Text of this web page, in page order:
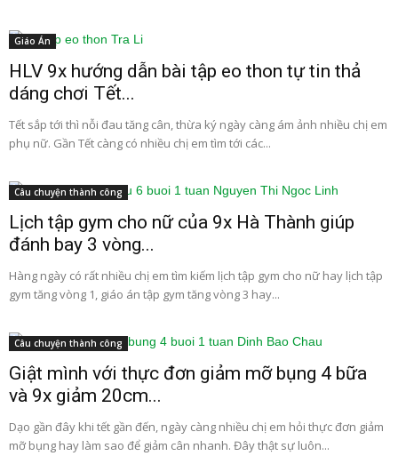
Giáo Án
HLV 9x hướng dẫn bài tập eo thon tự tin thả
dáng chơi Tết...
Tết sắp tới thì nỗi đau tăng cân, thừa ký ngày càng ám ảnh nhiều chị em
phụ nữ. Gần Tết càng có nhiều chị em tìm tới các...
Câu chuyện thành công
Lịch tập gym cho nữ của 9x Hà Thành giúp
đánh bay 3 vòng...
Hàng ngày có rất nhiều chị em tìm kiếm lịch tập gym cho nữ hay lịch tập
gym tăng vòng 1, giáo án tập gym tăng vòng 3 hay...
Câu chuyện thành công
Giật mình với thực đơn giảm mỡ bụng 4 bữa
và 9x giảm 20cm...
Dạo gần đây khi tết gần đến, ngày càng nhiều chị em hỏi thực đơn giảm
mỡ bụng hay làm sao để giảm cân nhanh. Đây thật sự luôn...